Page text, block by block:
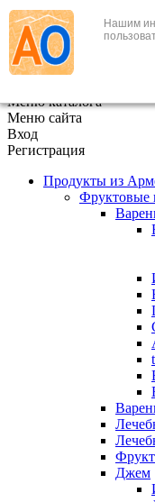
Нашим
+7 (495) 646-888-1
В корзине 0
Меню каталога
Меню сайта
Вход
Регистрация
Продукты из
Фруктовые
Джем